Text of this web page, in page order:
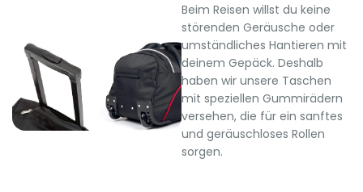
Beim Reisen willst du keine
störenden Geräusche oder
umständliches Hantieren mit
deinem Gepäck. Deshalb
haben wir unsere Taschen
mit speziellen Gummirädern
versehen, die für ein sanftes
und geräuschloses Rollen
sorgen.